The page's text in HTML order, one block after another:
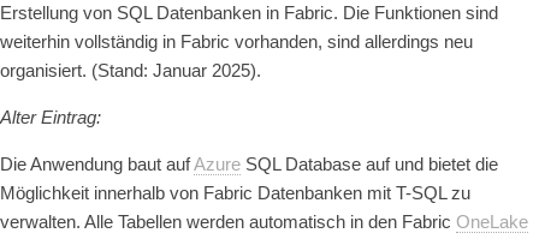
Erstellung von SQL Datenbanken in Fabric. Die Funktionen sind
weiterhin vollständig in Fabric vorhanden, sind allerdings neu
organisiert. (Stand: Januar 2025).
Alter Eintrag:
Die Anwendung baut aufAzure SQL Database auf und bietet die
Möglichkeit innerhalb von Fabric Datenbanken mit T-SQL zu
verwalten. Alle Tabellen werden automatisch in den Fabric OneLake